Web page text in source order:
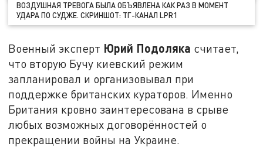
ВОЗДУШНАЯ ТРЕВОГА БЫЛА ОБЪЯВЛЕНА КАК РАЗ В МОМЕНТ
УДАРА ПО СУДЖЕ. СКРИНШОТ: ТГ-КАНАЛ LPR1
Военный эксперт Юрий Подоляка считает,
что вторую Бучу киевский режим
запланировал и организовывал при
поддержке британских кураторов. Именно
Британия кровно заинтересована в срыве
любых возможных договорённостей о
прекращении войны на Украине.